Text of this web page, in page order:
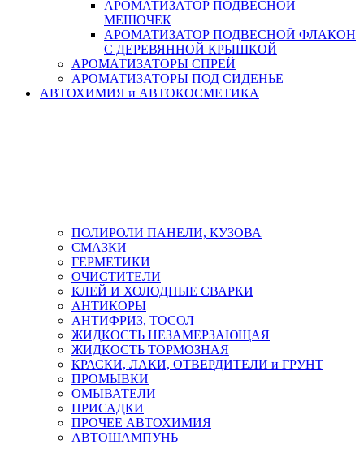
АРОМАТИЗАТОР ПОДВЕСНОЙ
МЕШОЧЕК
АРОМАТИЗАТОР ПОДВЕСНОЙ ФЛАКОН
С ДЕРЕВЯННОЙ КРЫШКОЙ
АРОМАТИЗАТОРЫ СПРЕЙ
АРОМАТИЗАТОРЫ ПОД СИДЕНЬЕ
АВТОХИМИЯ и АВТОКОСМЕТИКА
ПОЛИРОЛИ ПАНЕЛИ, КУЗОВА
СМАЗКИ
ГЕРМЕТИКИ
ОЧИСТИТЕЛИ
КЛЕЙ И ХОЛОДНЫЕ СВАРКИ
АНТИКОРЫ
АНТИФРИЗ, ТОСОЛ
ЖИДКОСТЬ НЕЗАМЕРЗАЮЩАЯ
ЖИДКОСТЬ ТОРМОЗНАЯ
КРАСКИ, ЛАКИ, ОТВЕРДИТЕЛИ и ГРУНТ
ПРОМЫВКИ
ОМЫВАТЕЛИ
ПРИСАДКИ
ПРОЧЕЕ АВТОХИМИЯ
АВТОШАМПУНЬ